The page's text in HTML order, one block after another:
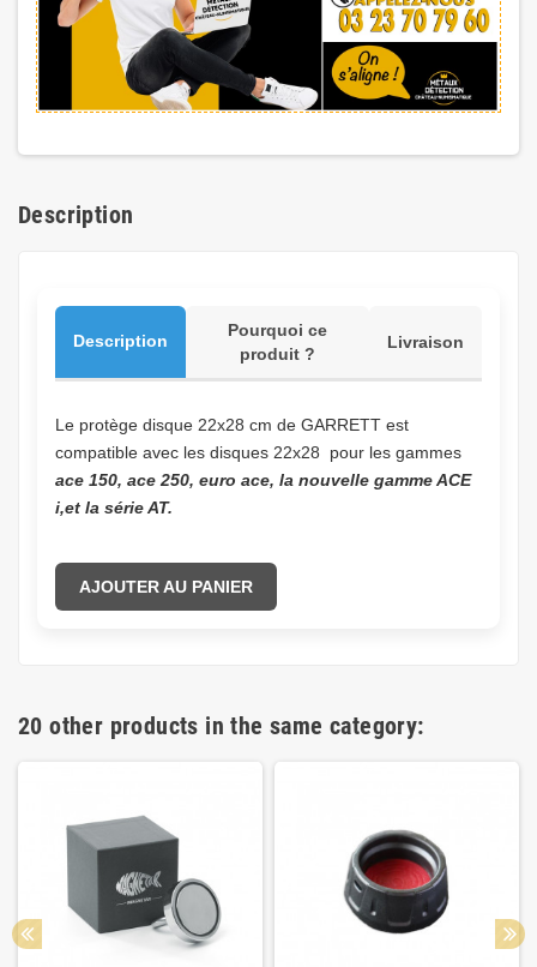
Description
Description
Pourquoi ce
produit ?
Livraison
Le protège disque 22x28 cm de GARRETT est
compatible avec les disques 22x28 pour les gammes
ace 150, ace 250, euro ace, la nouvelle gamme ACE
i,et la série AT.
AJOUTER AU PANIER
20 other products in the same category: